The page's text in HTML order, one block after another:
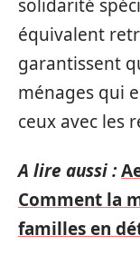
solidarité
équivalent
garantissent
ménages qui
ceux avec les
A lire aussi :
Comment la
familles en